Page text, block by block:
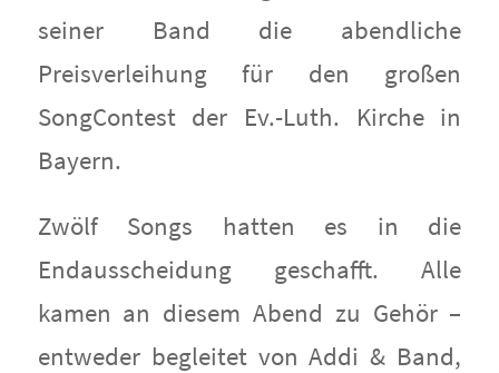
seiner Band die abendliche
Preisverleihung für den großen
SongContest der Ev.-Luth. Kirche in
Bayern.
Zwölf Songs hatten es in die
Endausscheidung geschafft. Alle
kamen an diesem Abend zu Gehör –
entweder begleitet von Addi & Band,